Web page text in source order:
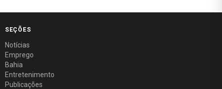
SEÇÕES
Notícias
Emprego
Bahia
Entretenimento
Publicações